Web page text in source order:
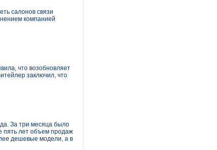
салонов связи
компанией
что возобновляет
заключил, что
За три месяца было
пять лет объем продаж
дешевые модели, а в